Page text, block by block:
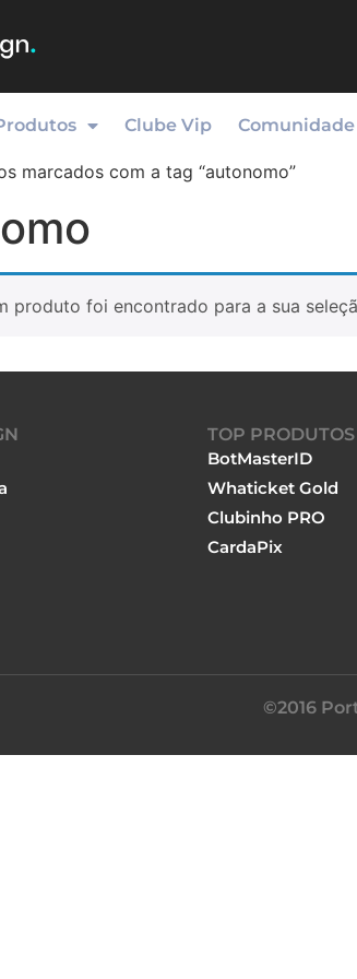
Clube Vip Comunidade
marcados com a tag “autonomo”
produto foi encontrado para a sua
TOP PRODUTOS
BotMasterID
Whaticket Gold
Clubinho PRO
CardaPix
©2016